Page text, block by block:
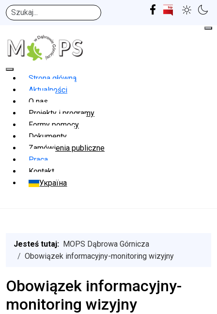
Szukaj
Strona główna
Aktualności
O nas
Projekty i programy
Formy pomocy
Dokumenty
Zamówienia publiczne
Praca
Kontakt
Україна
Jesteś tutaj: MOPS Dąbrowa Górnicza
Obowiązek informacyjny-monitoring wizyjny
Obowiązek informacyjny-
monitoring wizyjny